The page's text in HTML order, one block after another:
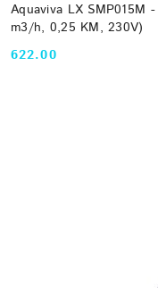
Aquaviva LX SMP015M
m3/h, 0,25 KM, 230V)
Cena:
622.00